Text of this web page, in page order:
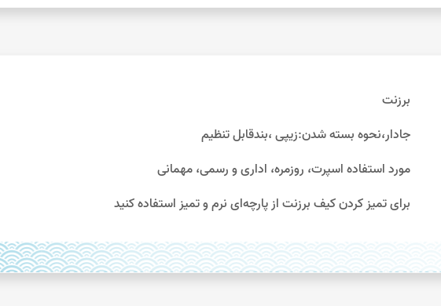
برزنت
جادار،نحوه بسته شدن:زیپی ،بندقابل تنظیم
مورد استفاده اسپرت، روزمره، اداری و رسمی، مهمانی
برای تمیز کردن کیف برزنت از پارچه‌ای نرم و تمیز استفاده کنید